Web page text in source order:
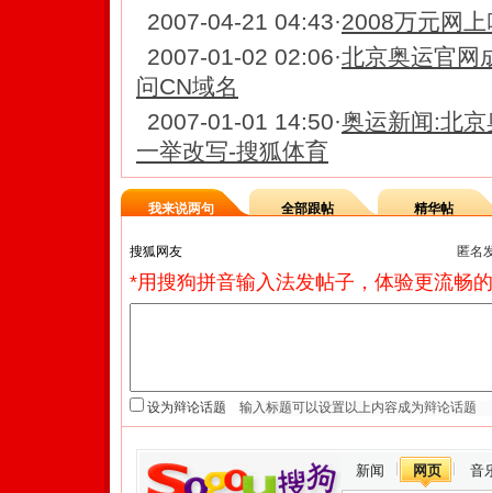
2007-04-21 04:43·2008万元网上
2007-01-02 02:06·北京奥运官网
问CN域名
2007-01-01 14:50·奥运新闻:北
一举改写-搜狐体育
我来说两句 全部跟帖 精华帖
匿名
*用搜狗拼音输入法发帖子，体验更流畅
设为辩论话题
新闻 网页 音